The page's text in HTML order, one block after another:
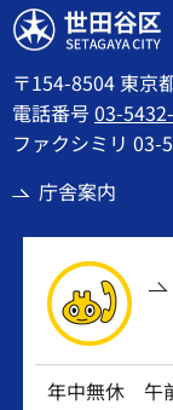
世田谷区
〒154-8504 東京
電話番号03-
ファクシミリ 03-
庁舎案内
年中無休 午